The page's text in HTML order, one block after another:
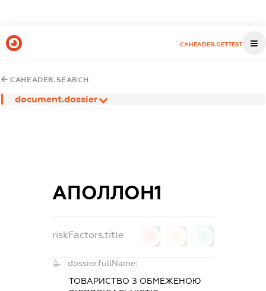
CAHEADER.GETTEST
CAHEADER.SEARCH
document.dossier
АПОЛЛОН1
riskFactors.title
dossier.fullName:
ТОВАРИСТВО З ОБМЕЖЕНОЮ